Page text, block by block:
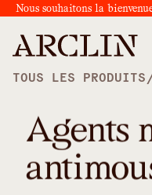
Nous souhaitons la
TOUS LES PRODUITS
Agents